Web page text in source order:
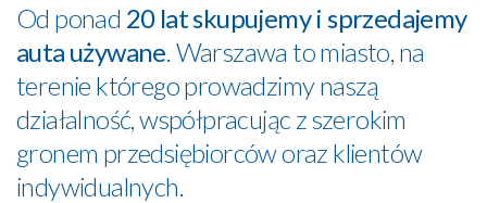
Od ponad 20 lat skupujemy i sprzedajemy
auta używane. Warszawa to miasto, na
terenie którego prowadzimy naszą
działalność, współpracując z szerokim
gronem przedsiębiorców oraz klientów
indywidualnych.